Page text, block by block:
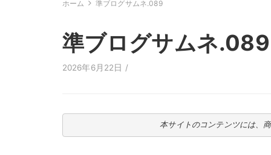
ホーム 準ブログサムネ.089
準ブログサムネ.089
2026年6月22日 /
本サイトのコンテンツには、